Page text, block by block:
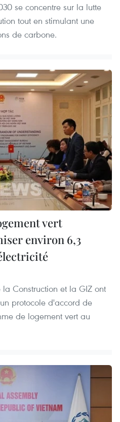
se concentre sur la lutte
tout en stimulant une
de carbone.
vert
environ 6,3
Construction et la GIZ ont
protocole d'accord de
de logement vert au